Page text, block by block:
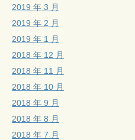
2019 年 3 月
2019 年 2 月
2019 年 1 月
2018 年 12 月
2018 年 11 月
2018 年 10 月
2018 年 9 月
2018 年 8 月
2018 年 7 月